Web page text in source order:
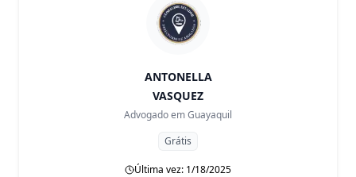
ANTONELLA
VASQUEZ
Advogado emGuayaquil
Grátis
Última vez: 1/18/2025